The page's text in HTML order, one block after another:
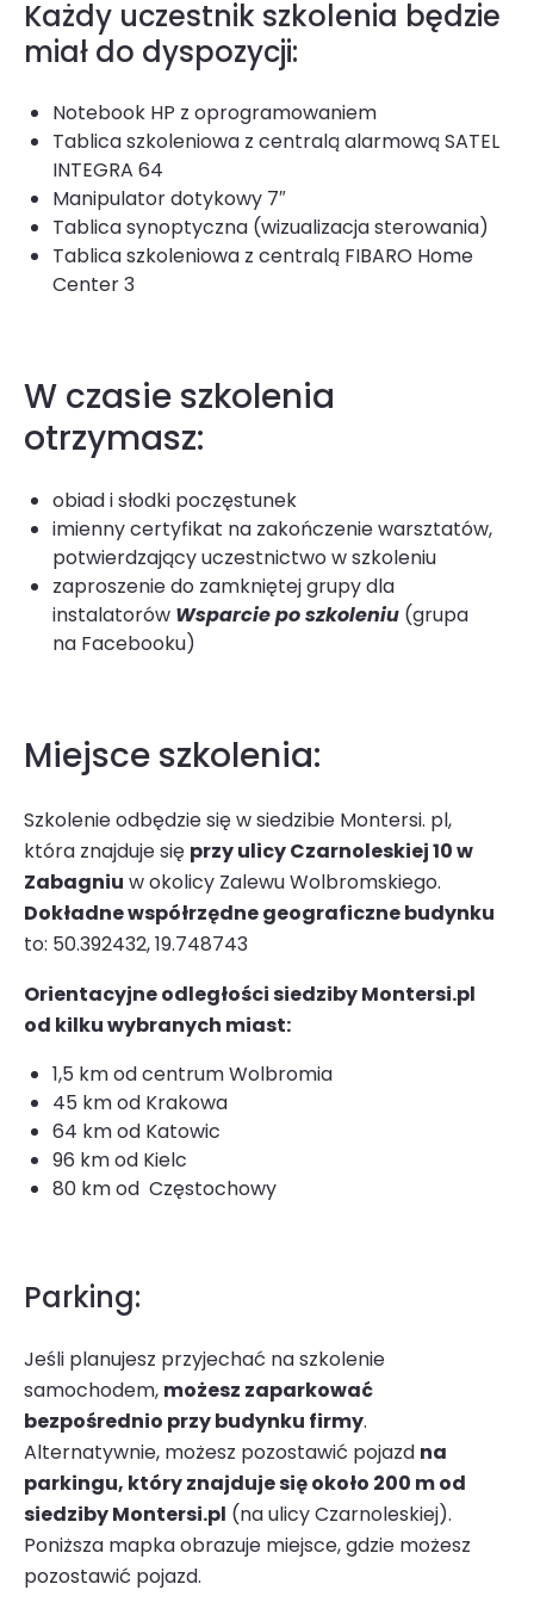
Każdy uczestnik szkolenia będzie
miał do dyspozycji:
Notebook HP z oprogramowaniem
Tablica szkoleniowa z centralą alarmową SATEL
INTEGRA 64
Manipulator dotykowy 7″
Tablica synoptyczna (wizualizacja sterowania)
Tablica szkoleniowa z centralą FIBARO Home
Center 3
W czasie szkolenia
otrzymasz:
obiad i słodki poczęstunek
imienny certyfikat na zakończenie warsztatów,
potwierdzający uczestnictwo w szkoleniu
zaproszenie do zamkniętej grupy dla
instalatorów Wsparcie po szkoleniu (grupa
na Facebooku)
Miejsce szkolenia:
Szkolenie odbędzie się w siedzibie Montersi. pl,
która znajduje się przy ulicy Czarnoleskiej 10 w
Zabagniu w okolicy Zalewu Wolbromskiego.
Dokładne współrzędne geograficzne budynku
to: 50.392432, 19.748743
Orientacyjne odległości siedziby Montersi.pl
od kilku wybranych miast:
1,5 km od centrum Wolbromia
45 km od Krakowa
64 km od Katowic
96 km od Kielc
80 km od Częstochowy
Parking:
Jeśli planujesz przyjechać na szkolenie
samochodem, możesz zaparkować
bezpośrednio przy budynku firmy.
Alternatywnie, możesz pozostawić pojazd na
parkingu, który znajduje się około 200 m od
siedziby Montersi.pl (na ulicy Czarnoleskiej).
Poniższa mapka obrazuje miejsce, gdzie możesz
pozostawić pojazd.